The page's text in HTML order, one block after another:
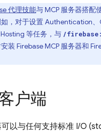
代理技能与 MCP 服务器搭配
，对于设置Authentication、
等任务，与 /
装 Firebase MCP 服务器和
户端
以与任何支持标准 I/O